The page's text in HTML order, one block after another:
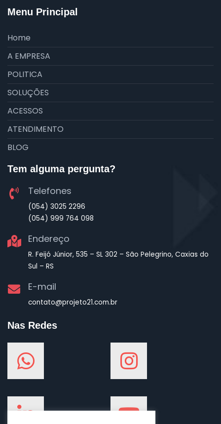
Menu Principal
Home
A EMPRESA
POLITICA
SOLUÇÕES
ACESSOS
ATENDIMENTO
BLOG
Tem alguma pergunta?
Telefones
(054) 3025 2296
(054) 999 764 098
Endereço
R. Feijó Júnior, 535 – SL 302 – São Pelegrino, Caxias do
Sul – RS
E-mail
contato@projeto21.com.br
Nas Redes